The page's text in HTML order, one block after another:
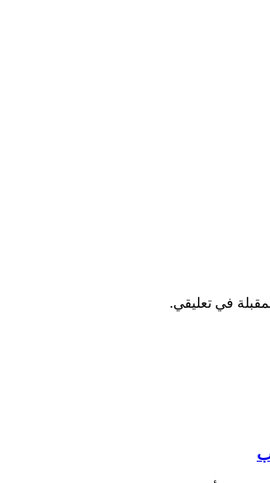
في تعليقي.